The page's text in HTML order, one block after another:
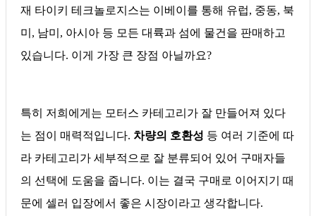
재 타이키 테크놀로지스는 이베이를 통해 유럽, 중동, 북
미, 남미, 아시아 등 모든 대륙과 섬에 물건을 판매하고
있습니다. 이게 가장 큰 장점 아닐까요?
특히 저희에게는 모터스 카테고리가 잘 만들어져 있다
는 점이 매력적입니다. 차량의 호환성 등 여러 기준에 따
라 카테고리가 세부적으로 잘 분류되어 있어 구매자들
의 선택에 도움을 줍니다. 이는 결국 구매로 이어지기 때
문에 셀러 입장에서 좋은 시장이라고 생각합니다.